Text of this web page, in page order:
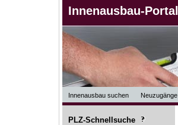
Innenausbau-Portal
Innenausbau suchen Neuzugänge
PLZ-Schnellsuche